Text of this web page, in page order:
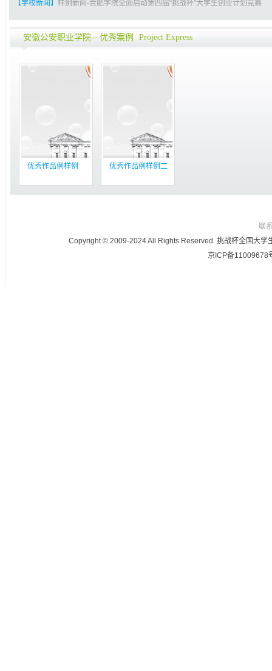
【学校新闻】 样例新闻-合肥学院全面启动第四届“挑战杯”大学生创业计划竞赛
安徽公安职业学院—优秀案例 Project Express
优秀作品例样例 优秀作品例样例二
联
Copyright © 2009-2024 All Rights Reserved. 挑战杯全国大学
京ICP备11009678